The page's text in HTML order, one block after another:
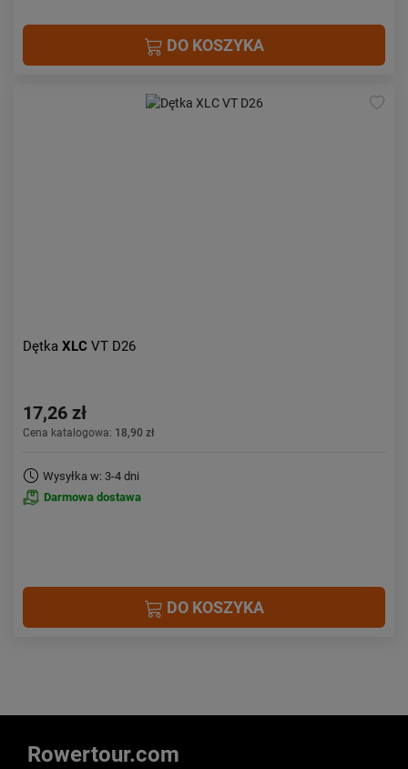
DO KOSZYKA
Dętka XLC VT D26
17,26 zł
Cena katalogowa: 18,90 zł
Wysyłka w: 3-4 dni
Darmowa dostawa
DO KOSZYKA
Rowertour.com